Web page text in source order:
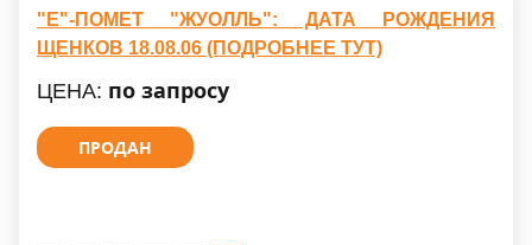
"Е"-ПОМЕТ "ЖУОЛЛЬ": ДАТА РОЖДЕНИЯ
ЩЕНКОВ 18.08.06 (ПОДРОБНЕЕ ТУТ)
ЦЕНА: по запросу
ПРОДАН